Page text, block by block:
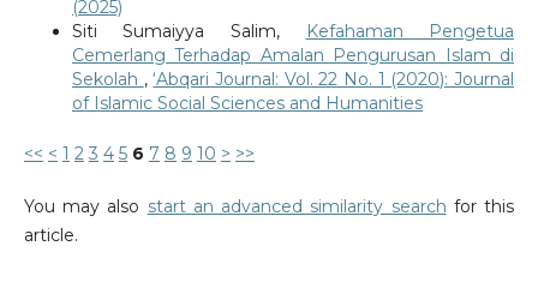
(2025)
Siti Sumaiyya Salim,
Kefahaman Pengetua
Cemerlang Terhadap Amalan Pengurusan Islam di
Sekolah ,‘Abqari Journal: Vol. 22 No. 1 (2020): Journal
of Islamic Social Sciences and Humanities
<< < 1 2 3 4 5 6 7 8 9 10 > >>
You may also start an advanced similarity search for this
article.